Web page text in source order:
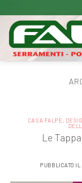
ai
contenuti
CASA FALPE ,
Le
PUBBLICATO IL